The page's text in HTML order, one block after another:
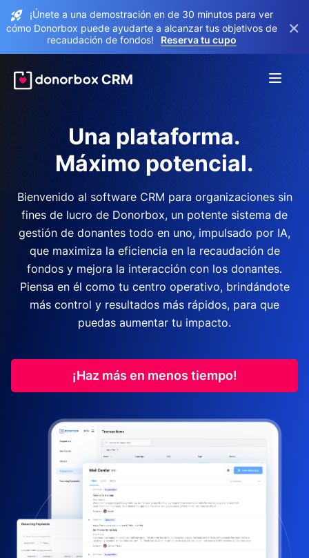
¡Únete a una demostración en de 30 minutos para ver
cómo Donorbox puede ayudarte a alcanzar tus objetivos de
recaudación de fondos!
Reserva tu cupo
×
Una plataforma.
Máximo potencial.
Bienvenido al software CRM para organizaciones sin
fines de lucro de Donorbox, un potente sistema de
gestión de donantes todo en uno, impulsado por IA,
que maximiza la eficiencia en la recaudación de
fondos y mejora la interacción con los donantes.
Piensa en él como tu centro operativo, brindándote
más control y resultados más rápidos, para que
puedas aumentar tu impacto.
¡Haz más en menos tiempo!